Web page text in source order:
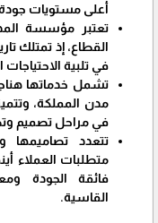
أعلى مستويات جودة
تعتبر مؤسسة
القطاع، إذ تمتلك
في تلبية
تشمل خدماتها
مدن المملكة،
في مراحل تصميم
تتعدد تصاميمها
متطلبات العملاء
فائقة الجودة
القاسية.